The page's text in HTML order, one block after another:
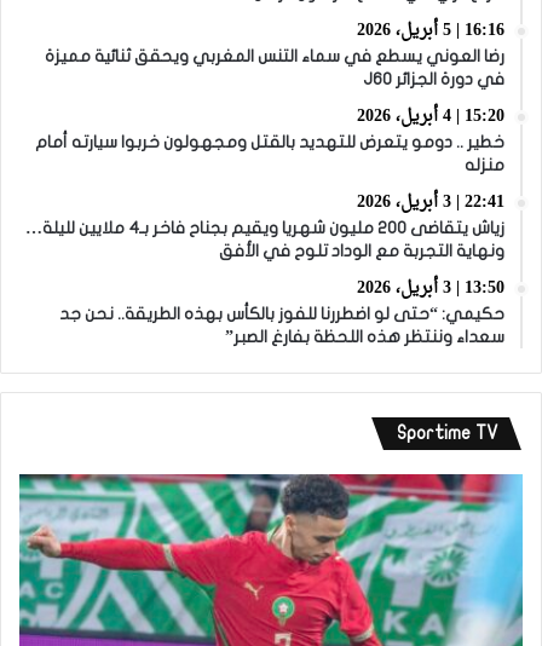
16:16 | 5 أبريل، 2026
رضا العوني يسطع في سماء التنس المغربي ويحقق ثنائية مميزة
في دورة الجزائر J60
15:20 | 4 أبريل، 2026
خطير .. دومو يتعرض للتهديد بالقتل ومجهولون خربوا سيارته أمام
منزله
22:41 | 3 أبريل، 2026
زياش يتقاضى 200 مليون شهريا ويقيم بجناح فاخر بـ4 ملايين لليلة…
ونهاية التجربة مع الوداد تلوح في الأفق
13:50 | 3 أبريل، 2026
حكيمي: “حتى لو اضطررنا للفوز بالكأس بهذه الطريقة.. نحن جد
سعداء وننتظر هذه اللحظة بفارغ الصبر”
Sportime TV